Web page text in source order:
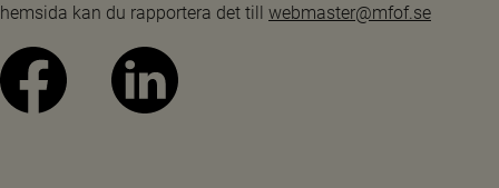
hemsida kan du rapportera det till webmaster@mfof.se